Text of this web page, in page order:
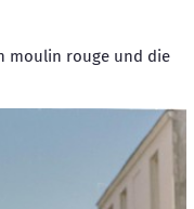
moulin rouge und die